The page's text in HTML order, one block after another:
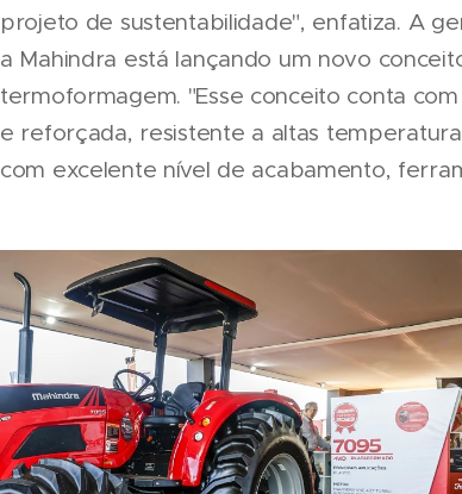
projeto de sustentabilidade", enfatiza. A
a Mahindra está lançando um novo
termoformagem. "Esse conceito conta
e reforçada, resistente a altas
com excelente nível de acabamento,